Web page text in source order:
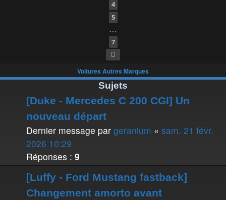
4
5
…
7
Voitures Autres Marques
Sujets
[Duke - Mercedes C 200 CGI] Un
nouveau départ
Dernier message par geranium « sam. 21 févr.
2026 10:29
Réponses : 9
[Luffy - Ford Mustang fastback]
Changement amorto avant